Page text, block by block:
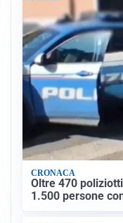
CRONACA
Oltre 470
1.500 persone